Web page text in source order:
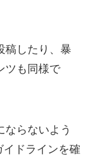
稿したり、暴
ツも同様で
ならないよう
イドラインを確